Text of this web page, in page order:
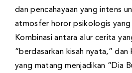
dan pencahayaan yang intens
atmosfer horor psikologis yang
Kombinasi antara alur cerita
“berdasarkan kisah nyata,”
yang matang menjadikan “Dia